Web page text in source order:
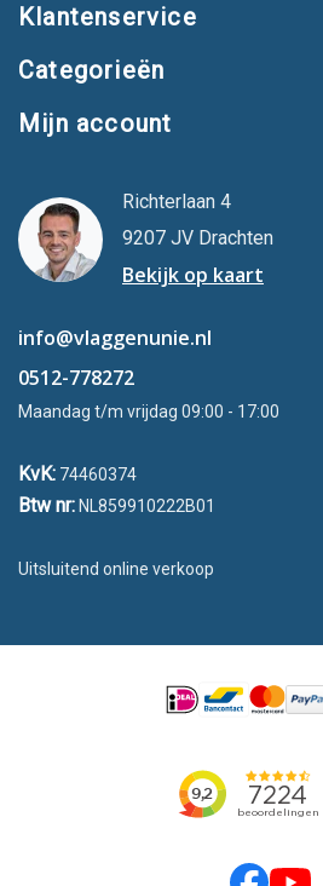
Klantenservice
Categorieën
Mijn account
Richterlaan 4
9207 JV Drachten
Bekijk op kaart
info@vlaggenunie.nl
0512-778272
Maandag t/m vrijdag 09:00 - 17:00
KvK: 74460374
Btw nr: NL859910222B01
Uitsluitend online verkoop